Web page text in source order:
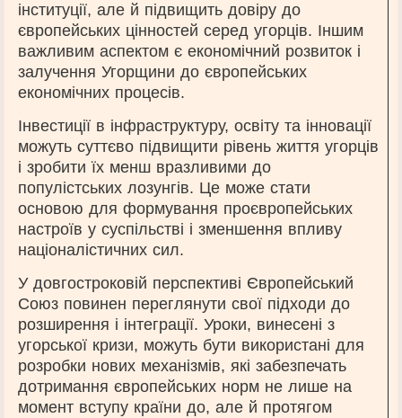
інституції, але й підвищить довіру до
європейських цінностей серед угорців. Іншим
важливим аспектом є економічний розвиток і
залучення Угорщини до європейських
економічних процесів.
Інвестиції в інфраструктуру, освіту та інновації
можуть суттєво підвищити рівень життя угорців
і зробити їх менш вразливими до
популістських лозунгів. Це може стати
основою для формування проєвропейських
настроїв у суспільстві і зменшення впливу
націоналістичних сил.
У довгостроковій перспективі Європейський
Союз повинен переглянути свої підходи до
розширення і інтеграції. Уроки, винесені з
угорської кризи, можуть бути використані для
розробки нових механізмів, які забезпечать
дотримання європейських норм не лише на
момент вступу країни до, але й протягом